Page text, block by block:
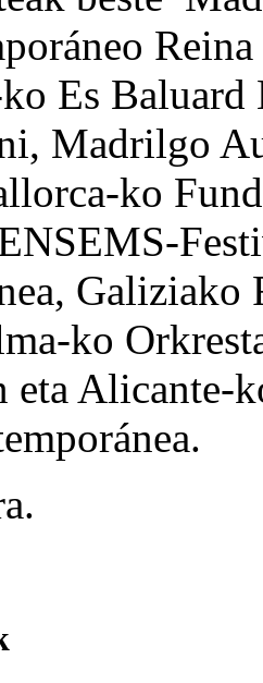
Es
Madrilgo
ko
ko
eta Alicante-